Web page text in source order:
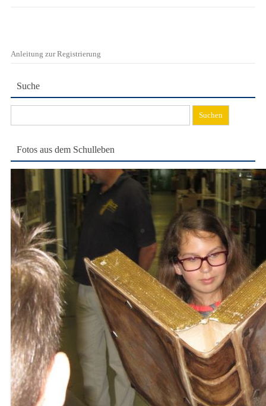
Anleitung zur Registrierung
Suche
nach:
Fotos aus dem Schulleben